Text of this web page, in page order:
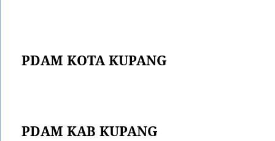
PDAM KOTA KUPANG
PDAM KAB KUPANG